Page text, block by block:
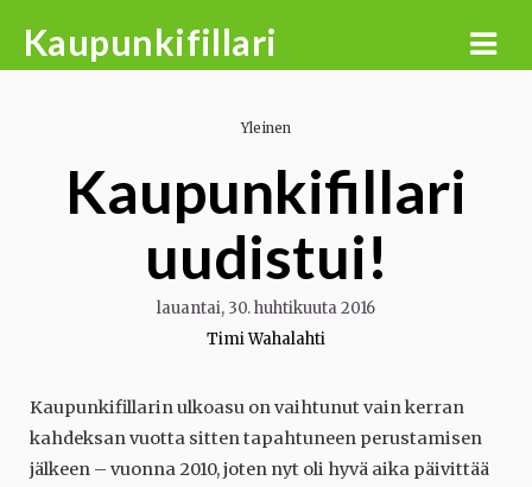
Kaupunkifillari
Yleinen
Kaupunkifillari
uudistui!
lauantai, 30. huhtikuuta 2016
Timi Wahalahti
Kaupunkifillarin ulkoasu on vaihtunut vain kerran
kahdeksan vuotta sitten tapahtuneen perustamisen
jälkeen – vuonna 2010, joten nyt oli hyvä aika päivittää